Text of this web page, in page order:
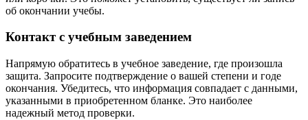
об окончании учебы.
Контакт с учебным заведением
Напрямую обратитесь в учебное заведение, где произошла
защита. Запросите подтверждение о вашей степени и годе
окончания. Убедитесь, что информация совпадает с данными,
указанными в приобретенном бланке. Это наиболее
надежный метод проверки.